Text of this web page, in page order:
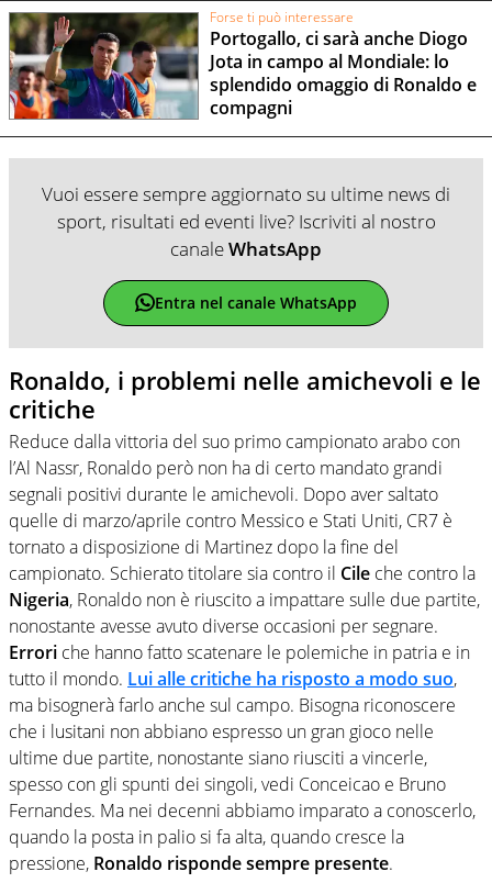
Forse ti può interessare
Portogallo, ci sarà anche Diogo
Jota in campo al Mondiale: lo
splendido omaggio di Ronaldo e
compagni
Vuoi essere sempre aggiornato su ultime news di
sport, risultati ed eventi live? Iscriviti al nostro
canaleWhatsApp
Entra nel canale WhatsApp
Ronaldo, i problemi nelle amichevoli e le
critiche
Reduce dalla vittoria del suo primo campionato arabo con
l’Al Nassr, Ronaldo però non ha di certo mandato grandi
segnali positivi durante le amichevoli. Dopo aver saltato
quelle di marzo/aprile contro Messico e Stati Uniti, CR7 è
tornato a disposizione di Martinez dopo la fine del
campionato. Schierato titolare sia contro il Cile che contro la
Nigeria, Ronaldo non è riuscito a impattare sulle due partite,
nonostante avesse avuto diverse occasioni per segnare.
Errori che hanno fatto scatenare le polemiche in patria e in
tutto il mondo. Lui alle critiche ha risposto a modo suo,
ma bisognerà farlo anche sul campo. Bisogna riconoscere
che i lusitani non abbiano espresso un gran gioco nelle
ultime due partite, nonostante siano riusciti a vincerle,
spesso con gli spunti dei singoli, vedi Conceicao e Bruno
Fernandes. Ma nei decenni abbiamo imparato a conoscerlo,
quando la posta in palio si fa alta, quando cresce la
pressione, Ronaldo risponde sempre presente.